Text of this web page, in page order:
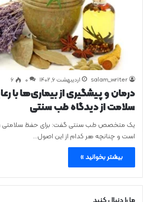
salam_writer اردیبهشت ۶, ۱۴۰۲ 0 ۶
سلامت از دیدگاه طب سنتی
یک متخصص طب سنتی گفت: برای حفظ سلامتی
است و چنانچه هر کدام از این اصول…
بیشتر بخوانید »